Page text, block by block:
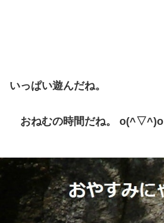
いっぱい遊んだね。
おねむの時間だね。 o(^▽^)o